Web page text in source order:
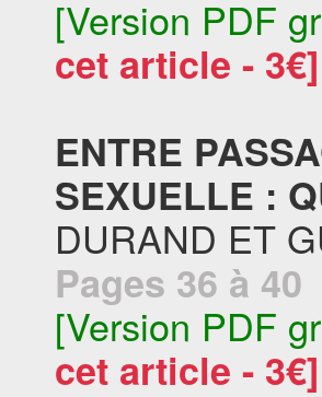
[Version PDF
cet article - 3€]
ENTRE
SEXUELLE :
DURAND ET
Pages 36 à 40
[Version PDF
cet article - 3€]